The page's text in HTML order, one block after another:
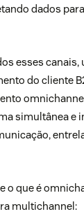
dados
esses
do cliente
omnichannel
simultânea e
o que é
multichannel :